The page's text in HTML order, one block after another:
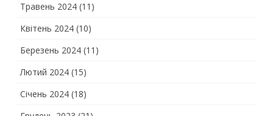
Травень 2024 (11)
Квітень 2024 (10)
Березень 2024 (11)
Лютий 2024 (15)
Січень 2024 (18)